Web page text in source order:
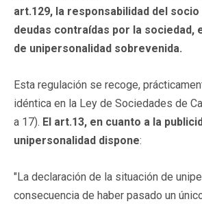
art.129, la responsabilidad del
deudas contraídas por la sociedad,
de unipersonalidad sobrevenida.
Esta regulación se recoge,
idéntica en la Ley de Sociedades de
a 17). El art.13, en cuanto a la
unipersonalidad dispone:
"La declaración de la situación de
consecuencia de haber pasado un